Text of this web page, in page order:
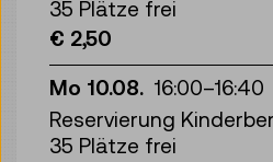
35 Plätze frei
€ 2,50
Mo 10.08. 16:00–16:40
Reservierung
35 Plätze frei